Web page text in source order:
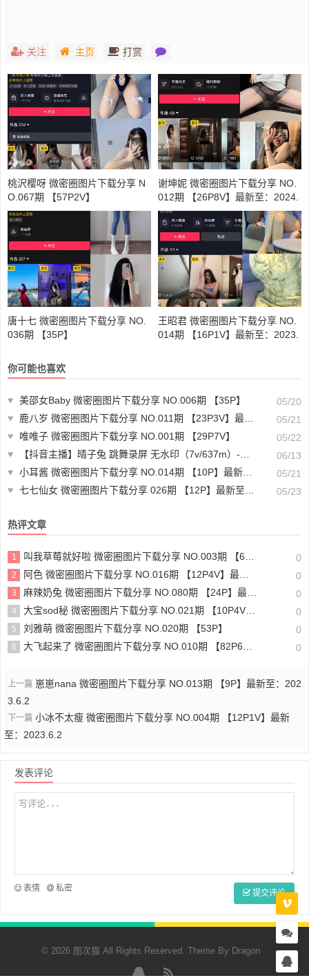
关注 主页 打赏
桃沢樱呀 微密圈图片下载分享 N
O.067期 【57P2V】
谢坤妮 微密圈图片下载分享 NO.
012期 【26P8V】最新至：2024.
9.21
唐十七 微密圈图片下载分享 NO.
036期 【35P】
王昭君 微密圈图片下载分享 NO.
014期 【16P1V】最新至：2023.
你可能也喜欢
♥ 美邵女Baby 微密圈图片下载分享 NO.006期 【35P】
05/20
♥
鹿八岁 微密圈图片下载分享 NO.011期 【23P3V】最新至：2023.6.8
05/21
♥
唯唯子 微密圈图片下载分享 NO.001期 【29P7V】
05/22
♥
【抖音主播】晴子兔 跳舞录屏 无水印（7v/637m）-适合珍藏
06/13
♥ 小耳酱 微密圈图片下载分享 NO.014期 【10P】最新至：2023.6.9
05/21
♥ 七七仙女 微密圈图片下载分享 026期 【12P】最新至：2024.4.6 05/23
热评文章
1 叫我草莓就好啦 微密圈图片下载分享 NO.003期 【681V】 0
2 阿色 微密圈图片下载分享 NO.016期 【12P4V】最新至：2023.9.19 0
3 麻辣奶兔 微密圈图片下载分享 NO.080期 【24P】最新至：2024.11.7 0
4 大宝sod秘 微密圈图片下载分享 NO.021期 【10P4V】最新至：2023.9.23 0
5 刘雅萌 微密圈图片下载分享 NO.020期 【53P】 0
6 大飞起来了 微密圈图片下载分享 NO.010期 【82P6V】 0
上一篇 崽崽nana 微密圈图片下载分享 NO.013期 【9P】最新至：202
3.6.2
下一篇 小冰不太瘦 微密圈图片下载分享 NO.004期 【12P1V】最新
至：2023.6.2
发表评论
表情 私密 提交评论
© 2026 图次猫 All Rights Reserved. Theme By Dragon